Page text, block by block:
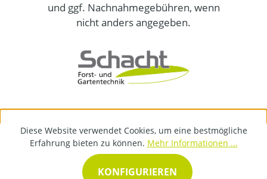
und ggf. Nachnahmegebühren, wenn
nicht anders angegeben.
Diese Website verwendet Cookies, um eine bestmögliche
Erfahrung bieten zu können. Mehr Informationen ...
KONFIGURIEREN